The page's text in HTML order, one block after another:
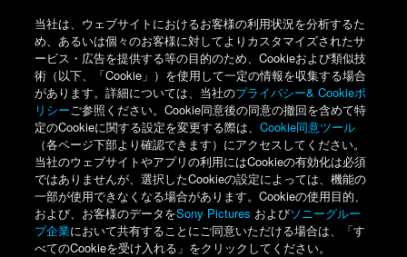
当社は、ウェブサイトにおけるお客様の利用状況を分析するた
め、あるいは個々のお客様に対してよりカスタマイズされたサ
ービス・広告を提供する等の目的のため、Cookieおよび類似技
術（以下、「Cookie」）を使用して一定の情報を収集する場合
があります。詳細については、当社のプライバシー& Cookieポ
リシーご参照ください。Cookie同意後の同意の撤回を含めて特
定のCookieに関する設定を変更する際は、Cookie同意ツール
（各ページ下部より確認できます）にアクセスしてください。
当社のウェブサイトやアプリの利用にはCookieの有効化は必須
ではありませんが、選択したCookieの設定によっては、機能の
一部が使用できなくなる場合があります。Cookieの使用目的、
および、お客様のデータをSony Pictures およびソニーグルー
プ企業において共有することにご同意いただける場合は、「す
べてのCookieを受け入れる」をクリックしてください。